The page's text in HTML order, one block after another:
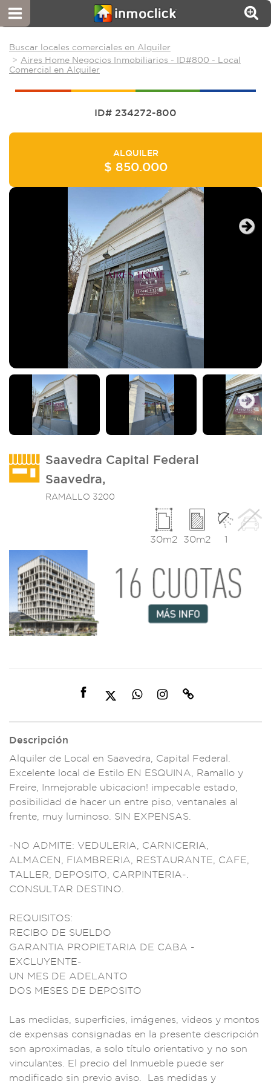
Buscar locales comerciales en Alquiler
Aires Home Negocios Inmobiliarios - ID#800 - Local
Comercial en Alquiler
ID# 234272-800
ALQUILER
$ 850.000
Imagen_2
Next
Saavedra Capital Federal
Saavedra,
RAMALLO 3200
1
30m2
30m2
Descripción
Alquiler de Local en Saavedra, Capital Federal.
Excelente local
de Estilo EN ESQUINA, Ramallo y
Freire, Inmejorable ubicacion! impecable estado,
posibilidad de hacer un entre piso, ventanales al
frente, muy luminoso. SIN EXPENSAS.
-NO ADMITE: VEDULERIA, CARNICERIA,
ALMACEN, FIAMBRERIA, RESTAURANTE, CAFE,
TALLER, DEPOSITO, CARPINTERIA-.
CONSULTAR DESTINO
REQUISITOS:
RECIBO DE SUELDO
GARANTIA PROPIETARIA DE CABA -
EXCLUYENTE-
UN MES DE ADELANTO
DOS MESES DE DEPOSITO
Las medidas, superficies, imágenes, videos y montos
de expensas consignadas en la presente descripción
son aproximadas, a solo título orientativo y no son
vincul antes. El precio del Inmueble puede ser
modificado sin previo aviso. Las medidas y